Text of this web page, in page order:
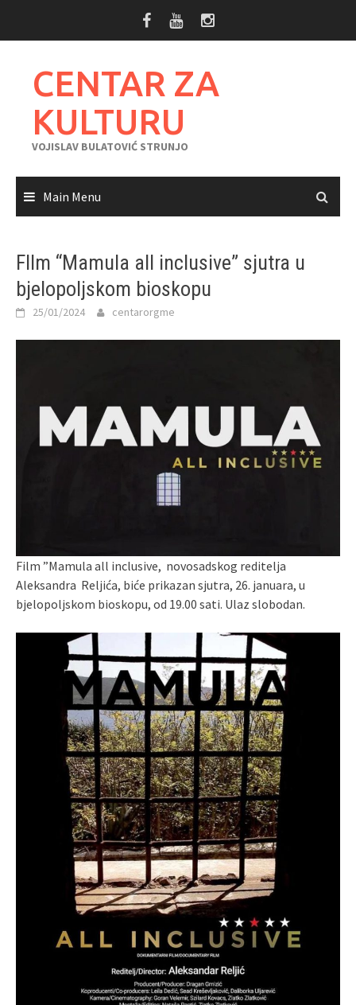
CENTAR ZA
KULTURU
VOJISLAV BULATOVIĆ STRUNJO
Main Menu
FIlm “Mamula all inclusive” sjutra u
bjelopoljskom bioskopu
25/01/2024 centarorgme
Film ”Mamula all inclusive, novosadskog reditelja
Aleksandra Reljića, biće prikazan sjutra, 26. januara, u
bjelopoljskom bioskopu, od 19.00 sati. Ulaz slobodan.